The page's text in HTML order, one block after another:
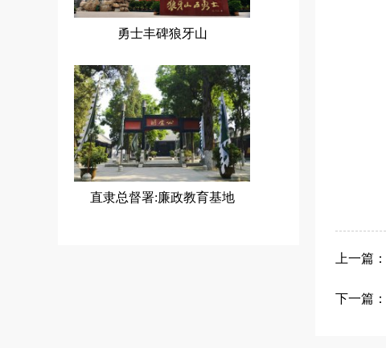
勇士丰碑狼牙山
直隶总督署:廉政教育基地
上一篇：
下一篇：